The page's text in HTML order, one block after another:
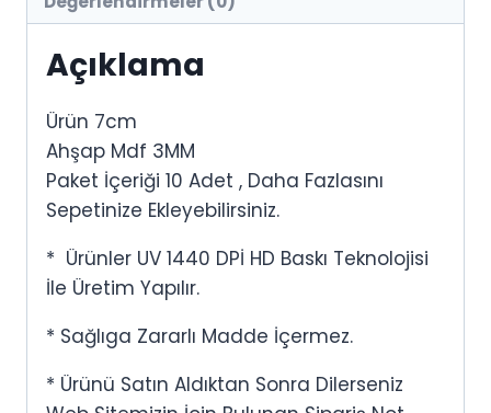
Açıklama
Ürün 7cm
Ahşap Mdf 3MM
Paket İçeriği 10 Adet , Daha Fazlasını
Sepetinize Ekleyebilirsiniz.
* Ürünler UV 1440 DPİ HD Baskı Teknolojisi
İle Üretim Yapılır.
* Sağlıga Zararlı Madde İçermez.
* Ürünü Satın Aldıktan Sonra Dilerseniz